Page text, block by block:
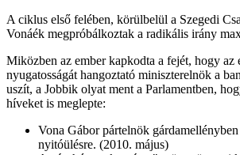
A ciklus első felében, körülbelül a Szegedi
Vonáék megpróbálkoztak a radikális irány
Miközben az ember kapkodta a fejét, hogy az
nyugatosságát hangoztató miniszterelnök a
uszít, a Jobbik olyat ment a Parlamentben,
híveket is meglepte:
Vona Gábor pártelnök
nyitóülésre. (2010. május)